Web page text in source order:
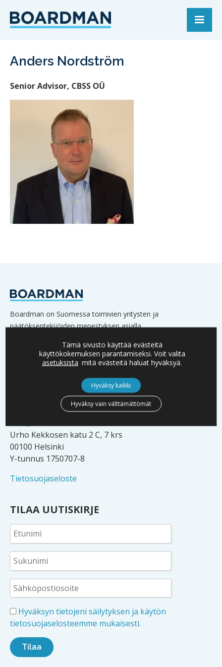
Anders Nordström
Senior Advisor, CBSS OÜ
Boardman on Suomessa toimivien yritysten ja
päätöksentekijöiden menestyksen asialla.
hallitusten jäseniä sekä johtoa.
YHTEYSTIEDOT
Urho Kekkosen katu 2 C, 7 krs
00100 Helsinki
Y-tunnus 1750707-8
Tietosuojaseloste
TILAA UUTISKIRJE
Hyväksyn tietojeni säilytyksen ja käytön
tietosuojaselosteemme mukaisesti.
Tämä sivusto käyttää evästeitä
käyttökokemuksen parantamiseksi. Voit valita
asetuksista mitä evästeitä haluat hyväksyä.
Hyväksy kaikki
Hyväksy vain välttämättömät